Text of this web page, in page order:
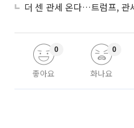
더 센 관세 온다…트럼프, 관
좋아요
0
화나요
0